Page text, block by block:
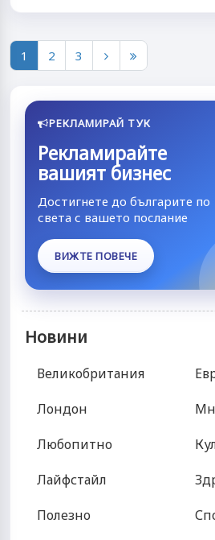
1 2 3
РЕКЛАМИРАЙ ТУК
Рекламирайте
вашият бизнес
Достигнете до българите по
света с вашето послание
ВИЖТЕ ПОВЕЧЕ
Новини
Великобритания
Лондон
Любопитно
Лайфстайл
Полезно